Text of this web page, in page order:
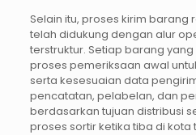
Selain itu, proses kirim barang
telah didukung dengan alur
terstruktur. Setiap barang
proses pemeriksaan awal
serta kesesuaian data
pencatatan, pelabelan, dan
berdasarkan tujuan distribusi
proses sortir ketika tiba di kota